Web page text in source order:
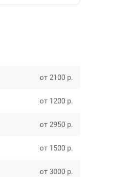
от 2100 р.
от 1200 р.
от 2950 р.
от 1500 р.
от 3000 р.